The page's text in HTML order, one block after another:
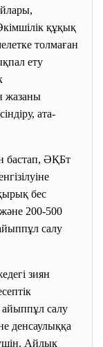
құқық
толмаған
ету
жазаны
ата-
бастап, ӘҚБт
бес
және 200-500
салу
зиян
айыппұл салу
денсаулыққа
үшін. Айлық